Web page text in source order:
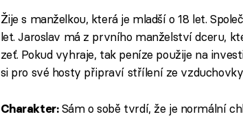
Žije s manželkou, která je mladší o 18 let.
let. Jaroslav má z prvního manželství dceru,
zeť. Pokud vyhraje, tak peníze použije na
si pro své hosty připraví střílení ze
Charakter: Sám o sobě tvrdí, že je normální